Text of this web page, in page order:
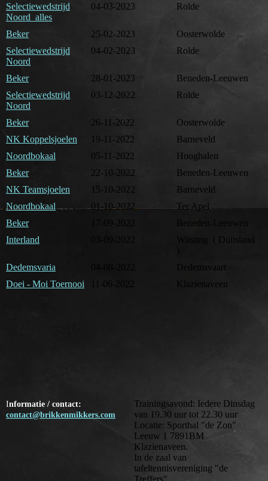
Selectiewedstrijd
Noord alles
04-03-2023 Rolde
Beker 25-02-2023
Oosterwolde
Selectiewedstrijd
Noord
04-02-2023 Rolde
Beker 28-01-2023
Beneden-Leeuwen
Selectiewedstrijd
Noord
03-12-2022 Rolde
Beker 26-11-2022
Oosterwolde
NK Koppelsjoelen
19-11-2022
Barneveld
Noordbokaal
05-11-2022
Hooghalen
Beker
22-10-2022
Beneden-Leeuwen
NK Teamsjoelen
15-10-2022
Barneveld
Noordbokaal
01-10-2022
Ter Apel
Beker
17-09-2022
Beneden-Leeuwen
Interland
Wüsting ( Duitsland
Dedemsvaria
Dedemsvaart
Doei - Moi Toernooi
11-06-2022 Klazienaveen
Informatie / contact:
contact@brikkenmikkers.com
Trainingsavond: Iedere Dinsdag
van 19.30 uur tot 22.30 uur
Locatie: Sporthal "de Zon"
Leeuw 1 7891BM
Klazienaveen.
In de zaal van
tafeltennisvereniging "de
Treffers"